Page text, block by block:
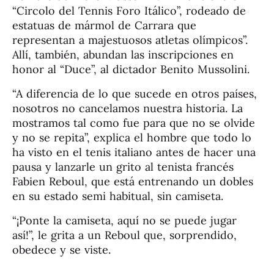
“Circolo del Tennis Foro Itálico”, rodeado de
estatuas de mármol de Carrara que
representan a majestuosos atletas olímpicos”.
Allí, también, abundan las inscripciones en
honor al “Duce”, al dictador Benito Mussolini.
“A diferencia de lo que sucede en otros países,
nosotros no cancelamos nuestra historia. La
mostramos tal como fue para que no se olvide
y no se repita”, explica el hombre que todo lo
ha visto en el tenis italiano antes de hacer una
pausa y lanzarle un grito al tenista francés
Fabien Reboul, que está entrenando un dobles
en su estado semi habitual, sin camiseta.
“¡Ponte la camiseta, aquí no se puede jugar
así!”, le grita a un Reboul que, sorprendido,
obedece y se viste.